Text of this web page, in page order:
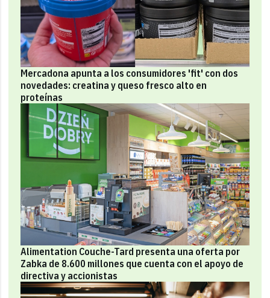
Mercadona apunta a los consumidores 'fit' con dos
novedades: creatina y queso fresco alto en
proteínas
Alimentation Couche-Tard presenta una oferta por
Zabka de 8.600 millones que cuenta con el apoyo de
directiva y accionistas